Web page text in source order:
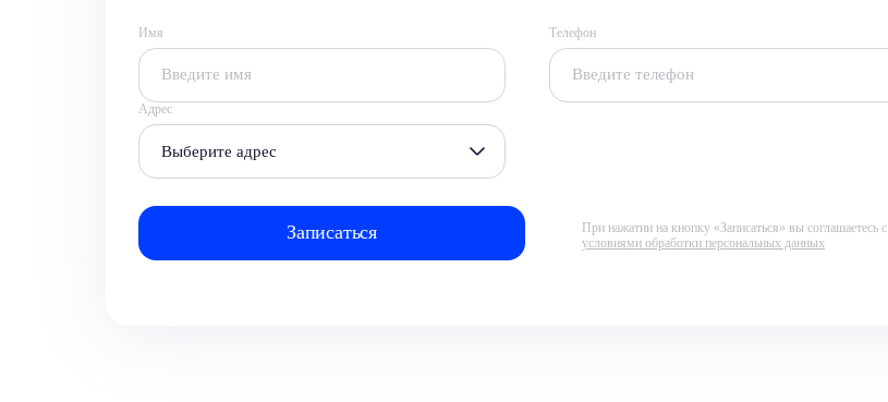
Имя Телефон
Адрес
Выберите адрес
При нажатии на кнопку «Записаться» вы соглашаетесь с
условиями обработки персональных данных